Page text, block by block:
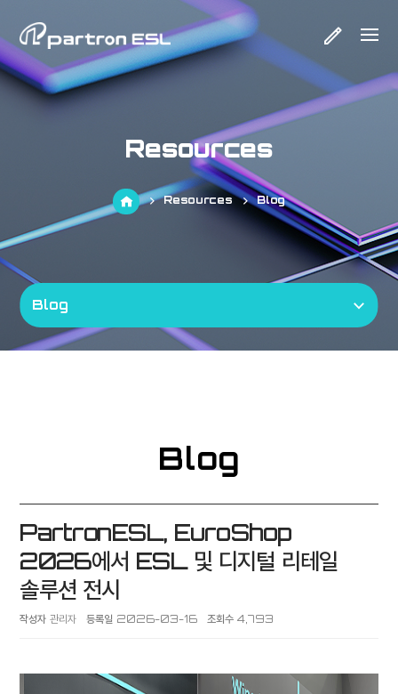
Resources
Resources Blog
Blog
Blog
PartronESL, EuroShop
2026에서 ESL 및 디지털 리테일
솔루션 전시
작성자 관리자 등록일 2026-03-16 조회수 4,793